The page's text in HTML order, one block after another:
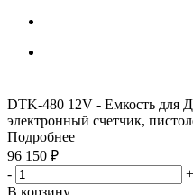
DTK-480 12V - Емкость для
электронный счетчик,
Подробнее
96 150 ₽
-
+
В корзину